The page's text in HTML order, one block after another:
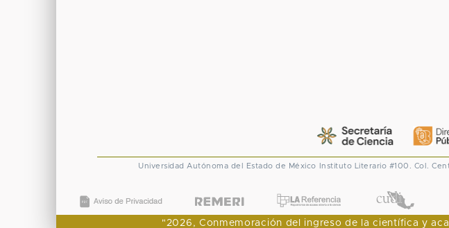
Universidad Autónoma del Estado de México Instituto Literario #100. Col.
"2026, Conmemoración del ingreso de la científica y